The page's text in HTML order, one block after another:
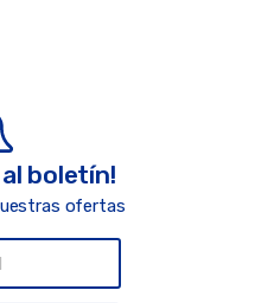
boletín!
ofertas